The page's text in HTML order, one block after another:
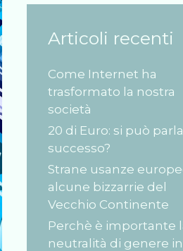
Articoli recenti
Come Internet ha
trasformato la nostra
società
20 di Euro: si può
successo?
Strane usanze
alcune bizzarrie del
Vecchio Continente
Perchè è importante
neutralità di genere in